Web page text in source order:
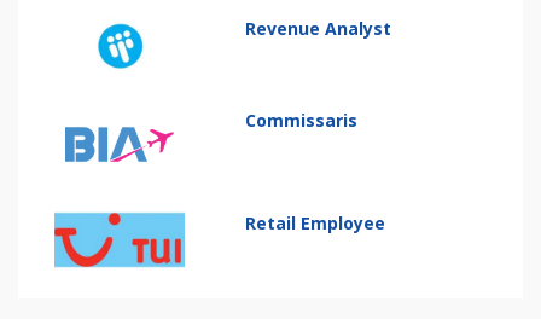
Revenue Analyst
Commissaris
Retail Employee